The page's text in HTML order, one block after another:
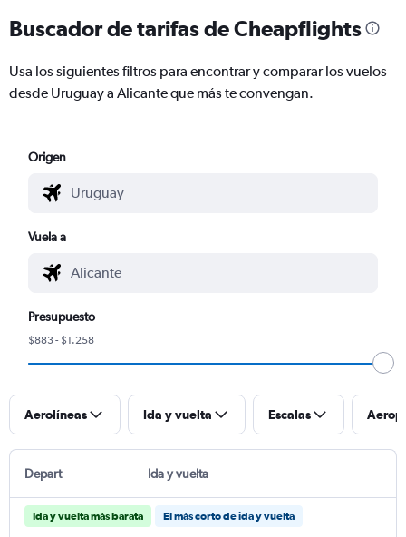
Buscador de tarifas de Cheapflights
Usa los siguientes filtros para encontrar y comparar los vuelos
desde Uruguay a Alicante que más te convengan.
Origen
Vuela a
Presupuesto
$883 - $1.258
Aerolíneas Ida y vuelta Escalas
Depart Ida y vuelta
Ida y vuelta más barata El más corto de ida y vuelta